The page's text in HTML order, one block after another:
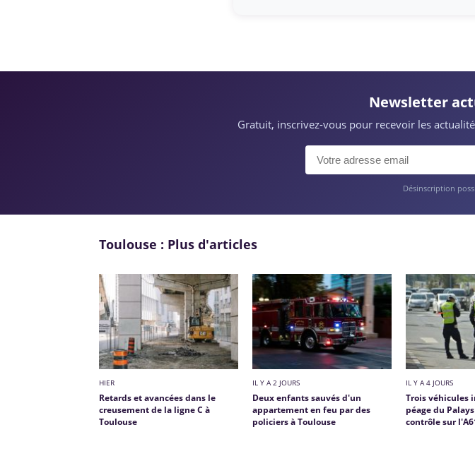
Newsletter
Gratuit, inscrivez-vous pour recevoir les
Désinscription
Toulouse : Plus d'articles
HIER
Retards et avancées dans le
creusement de la ligne C à
Toulouse
IL Y A 2 JOURS
Deux enfants sauvés d'un
appartement en feu par des
policiers à Toulouse
IL Y A 4 JOURS
Trois véhicules
péage du
contrôle sur